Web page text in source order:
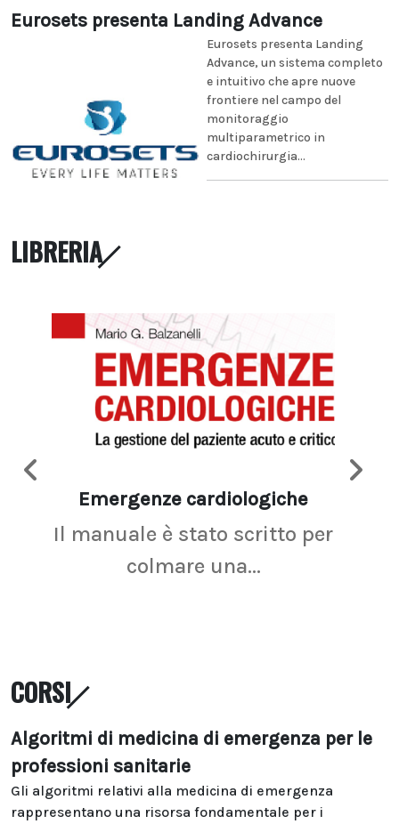
Eurosets presenta Landing Advance
Eurosets presenta Landing
Advance, un sistema completo
e intuitivo che apre nuove
frontiere nel campo del
monitoraggio
multiparametrico in
cardiochirurgia...
LIBRERIA
Emergenze cardiologiche
Il manuale è stato scritto per
colmare una...
CORSI
Algoritmi di medicina di emergenza per le
professioni sanitarie
Gli algoritmi relativi alla medicina di emergenza
rappresentano una risorsa fondamentale per i